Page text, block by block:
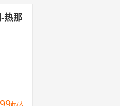
热那
起/人